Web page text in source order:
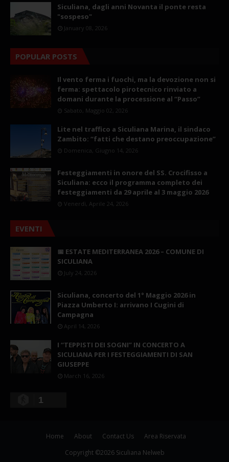
Siculiana, dagli anni Novanta il ponte resta
"sospeso"
January 08, 2026
POPULAR POSTS
Il vento ferma i fuochi, ma la devozione non si
ferma: spettacolo pirotecnico rinviato a
domani durante la processione al “Passo”
Sabato, Maggio 02, 2026
Lite nel traffico a Siculiana Marina, il sindaco
Zambito: “fatti che destano preoccupazione”
Domenica, Giugno 14, 2026
Festeggiamenti in onore del SS. Crocifisso a
Siculiana: ecco il programma completo dei
festeggiamenti da 29 aprile al 3 maggio 2026
Venerdì, Aprile 24, 2026
EVENTI
📅 ESTATE MEDITERRANEA 2026 – COMUNE DI
SICULIANA
July 24, 2026
Siculiana, concerto del 1° Maggio 2026 in
Piazza Umberto I: arrivano I Cugini di
Campagna
April 14, 2026
I “TEPPISTI DEI SOGNI” IN CONCERTO A
SICULIANA PER I FESTEGGIAMENTI DI SAN
GIUSEPPE
March 16, 2026
1
Home About Contact Us
Area Riservata
Copyright ©2026 Siculiana Nelweb